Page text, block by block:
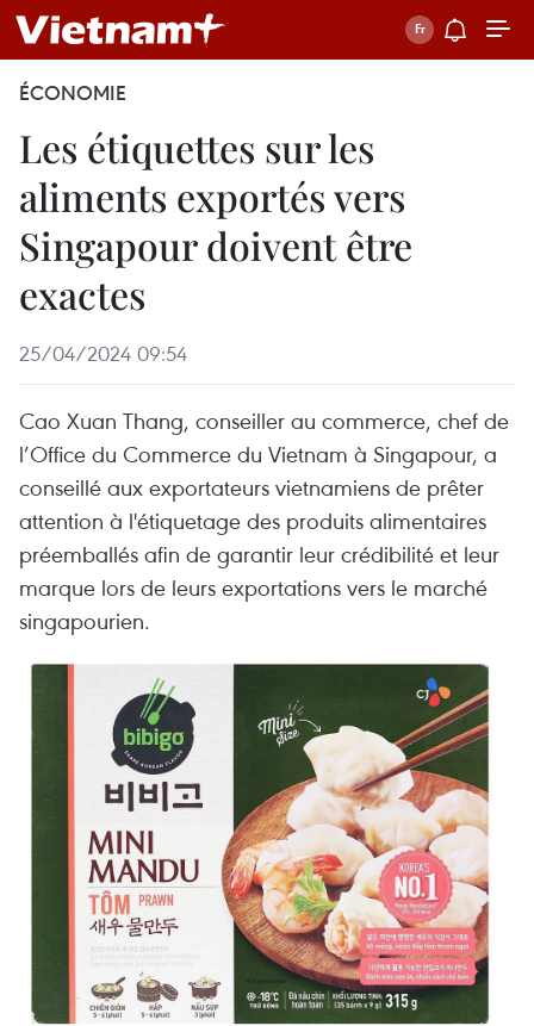
ÉCONOMIE
Les étiquettes sur les
aliments exportés vers
Singapour doivent être
exactes
25/04/2024 09:54
Cao Xuan Thang, conseiller au commerce, chef de
l’Office du Commerce du Vietnam à Singapour, a
conseillé aux exportateurs vietnamiens de prêter
attention à l'étiquetage des produits alimentaires
préemballés afin de garantir leur crédibilité et leur
marque lors de leurs exportations vers le marché
singapourien.